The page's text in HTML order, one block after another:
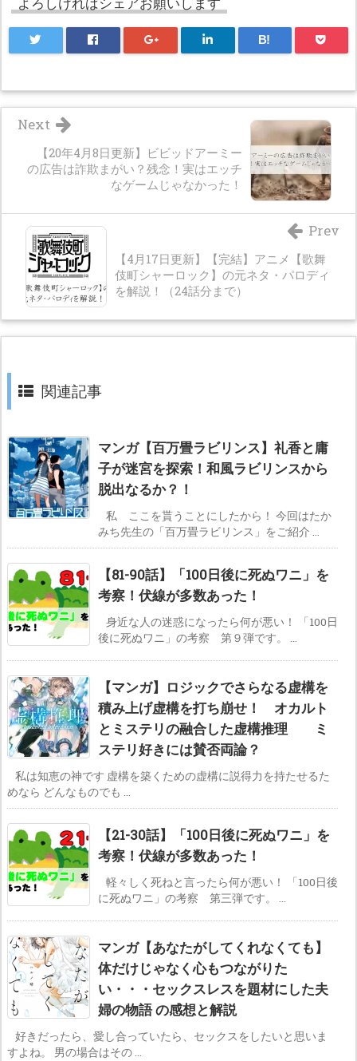
B!
【20年4月8日更新】ビビッドアーミー
の広告は詐欺まがい？残念！実はエッチ
なゲームじゃなかった！
Next
【4月17日更新】【完結】アニメ【歌舞
伎町シャーロック】の元ネタ・パロディ
を解説！（24話分まで）
Prev
関連記事
マンガ【百万畳ラビリンス】礼香と庸
子が迷宮を探索！和風ラビリンスから
脱出なるか？！
私 ここを貰うことにしたから！ 今回はたか
みち先生の「百万畳ラビリンス」をご紹介 ...
【81-90話】「100日後に死ぬワニ」を
考察！伏線が多数あった！
身近な人の迷惑になったら何が悪い！ 「100日
後に死ぬワニ」の考察 第９弾です。 ...
【マンガ】ロジックでさらなる虚構を
積み上げ虚構を打ち崩せ！ オカルト
とミステリの融合した虚構推理 ミ
ステリ好きには賛否両論？
私は知恵の神です 虚構を築くための虚構に説得力を持たせるた
めなら どんなものでも ...
【21-30話】「100日後に死ぬワニ」を
考察！伏線が多数あった！
軽々しく死ねと言ったら何が悪い！ 「100日後
に死ぬワニ」の考察 第三弾です。 ...
マンガ【あなたがしてくれなくても】
体だけじゃなく心もつながりた
い・・・セックスレスを題材にした夫
婦の物語 の感想と解説
好きだったら、愛し合っていたら、セックスをしたいと思いま
すよね。 男の場合はその ...